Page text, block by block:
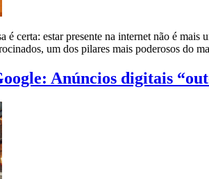
é certa: estar presente na internet não é mais
um dos pilares mais poderosos do
Anúncios digitais